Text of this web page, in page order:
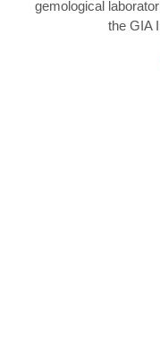
gemological
the GIA